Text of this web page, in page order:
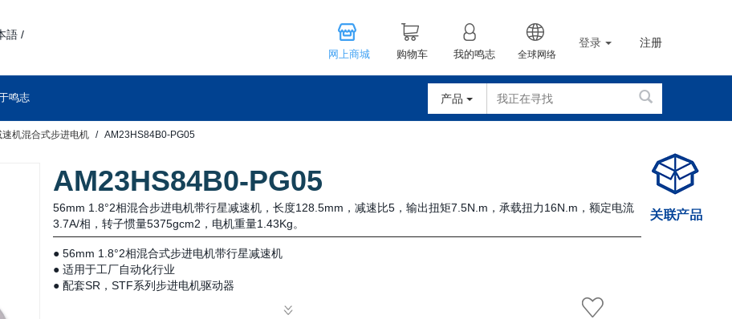
語 /
网上商城 购物车 我的鸣志 全球网络
登录 注册
鸣志 产品
速机混合式步进电机 AM23HS84B0-PG05
AM23HS84B0-PG05
56mm 1.8°2相混合步进电机带行星减速机，长度128.5mm，减速比5，输出扭矩7.5N.m，承载扭力16N.m，额定电流
3.7A/相，转子惯量5375gcm2，电机重量1.43Kg。
● 56mm 1.8°2相混合式步进电机带行星减速机
● 适用于工厂自动化行业
● 配套SR，STF系列步进电机驱动器